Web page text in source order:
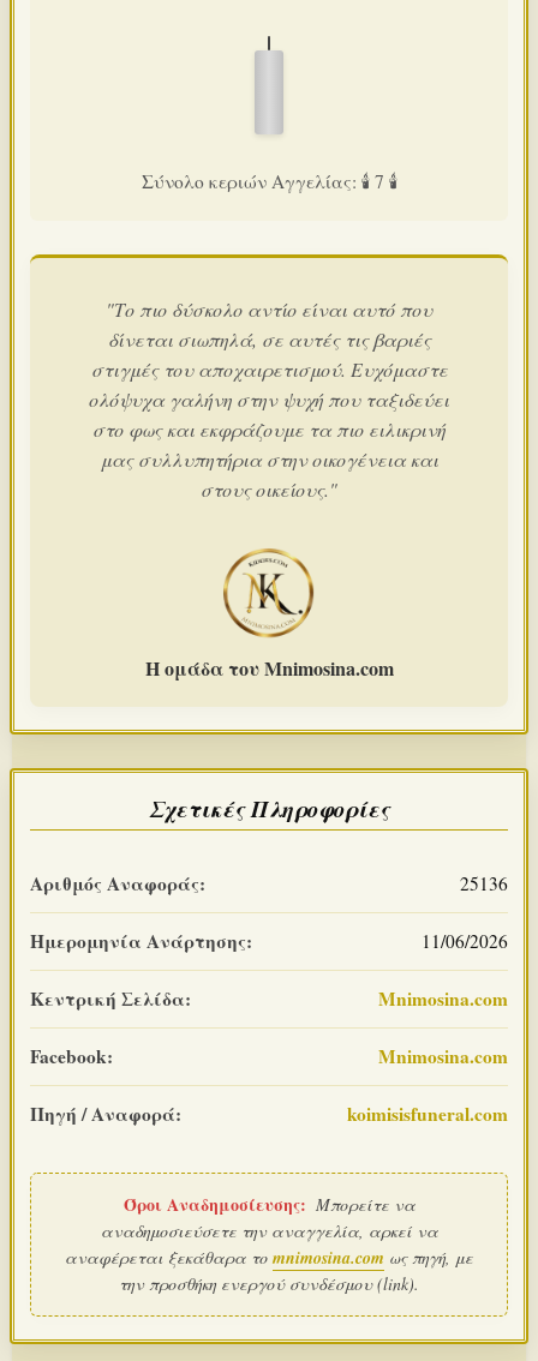
Σύνολο κεριών Αγγελίας: 🕯️ 7 🕯️
"Το πιο δύσκολο αντίο είναι αυτό που
δίνεται σιωπηλά, σε αυτές τις βαριές
στιγμές του αποχαιρετισμού. Ευχόμαστε
ολόψυχα γαλήνη στην ψυχή που ταξιδεύει
στο φως και εκφράζουμε τα πιο ειλικρινή
μας συλλυπητήρια στην οικογένεια και
στους οικείους."
Η ομάδα του Mnimosina.com
Σχετικές Πληροφορίες
Αριθμός Αναφοράς: 25136
Ημερομηνία Ανάρτησης: 11/06/2026
Κεντρική Σελίδα: Mnimosina.com
Facebook: Mnimosina.com
Πηγή / Αναφορά: koimisisfuneral.com
Όροι Αναδημοσίευσης: Μπορείτε να
αναδημοσιεύσετε την αναγγελία, αρκεί να
αναφέρεται ξεκάθαρα το mnimosina.com ως πηγή, με
την προσθήκη ενεργού συνδέσμου (link).